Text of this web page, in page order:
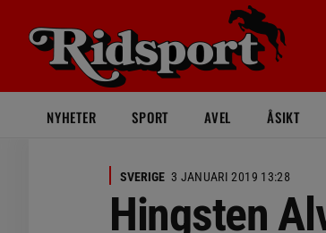
NYHETER SPORT AVEL ÅSIKT
SVERIGE 3 JANUARI 2019 13:28
Hingsten